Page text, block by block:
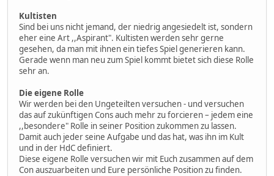
Kultisten
Sind bei uns nicht jemand, der niedrig angesiedelt ist, sondern
eher eine Art ,,Aspirant". Kultisten werden sehr gerne
gesehen, da man mit ihnen ein tiefes Spiel generieren kann.
Gerade wenn man neu zum Spiel kommt bietet sich diese Rolle
sehr an.
Die eigene Rolle
Wir werden bei den Ungeteilten versuchen - und versuchen
das auf zukünftigen Cons auch mehr zu forcieren – jedem eine
,,besondere" Rolle in seiner Position zukommen zu lassen.
Damit auch jeder seine Aufgabe und das hat, was ihn im Kult
und in der HdC definiert.
Diese eigene Rolle versuchen wir mit Euch zusammen auf dem
Con auszuarbeiten und Eure persönliche Position zu finden.